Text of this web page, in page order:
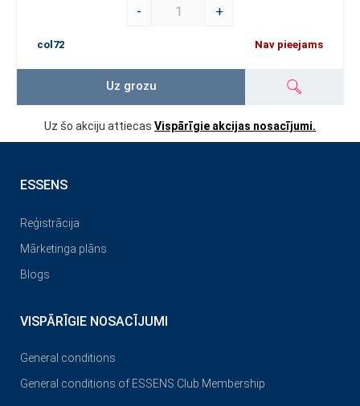
-
+
col72 Nav pieejams
Uz grozu
Uz šo akciju attiecas Vispārīgie akcijas nosacījumi.
ESSENS
Reģistrācija
Mārketinga plāns
Blogs
VISPĀRĪGIE NOSACĪJUMI
General conditions
General conditions of ESSENS Club Membership